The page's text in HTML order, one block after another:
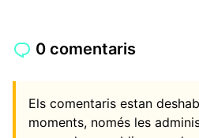
0 comentaris
Els comentaris estan
moments, només les